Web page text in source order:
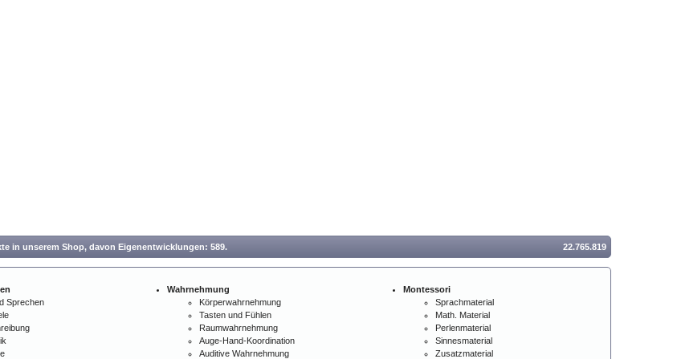
in unserem Shop, davon Eigenentwicklungen: 589. 22.765.819
Sprechen
Wahrnehmung
Körperwahrnehmung
Tasten und Fühlen
Raumwahrnehmung
Auge-Hand-Koordination
Auditive Wahrnehmung
Montessori
Sprachmaterial
Math. Material
Perlenmaterial
Sinnesmaterial
Zusatzmaterial